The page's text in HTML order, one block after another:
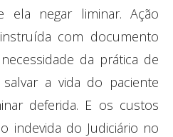
ela negar liminar. Ação
com documento
da prática de
a vida do paciente
deferida. E os custos
indevida do Judiciário no